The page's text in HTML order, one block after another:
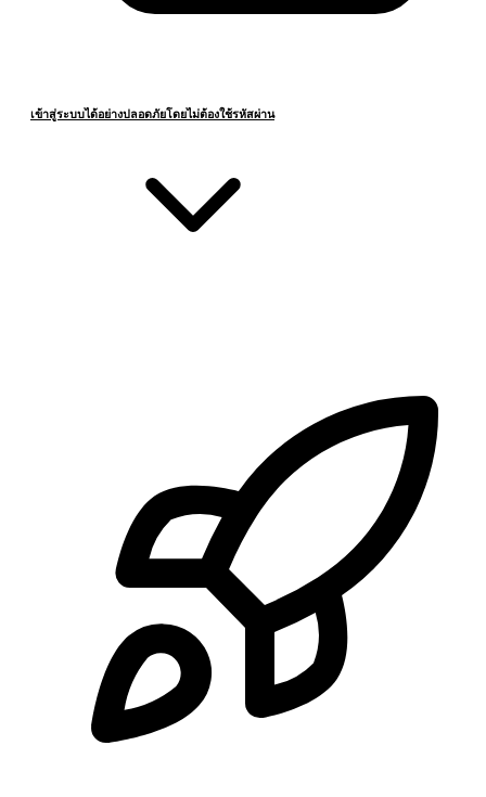
เข้าสู่ระบบได้อย่างปลอดภัยโดยไม่ต้องใช้รหัสผ่าน